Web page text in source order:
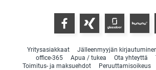
Yritysasiakkaat Jälleenmyyjän
office-365
Apua / tukea Ota yhteyttä
Toimitus- ja maksuehdot
Peruuttamisoikeus